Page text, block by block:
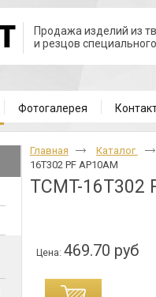
Продажа изделий из
и резцов
Фотогалерея
Главная
Каталог
16T302 PF AP10AM
TCMT-16T302
Цена:469.70 руб